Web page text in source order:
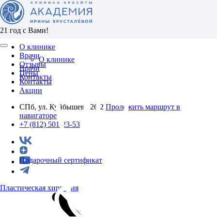
21 год с Вами!
О клинике
Врачи
Отзывы
Цены
Контакты
Акции
СПб, ул. Куйбышева 26/2 Проложить маршрут в
навигаторе
+7 (812) 501-23-53
Пластическая хирургия
О клинике
Врачи
Контакты
Подарочный сертификат